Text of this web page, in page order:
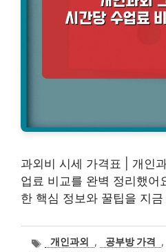
과외비 시세 가격표 | 개인
업료 비교를 완벽 정리했어
한 핵심 정보와 꿀팁을 지
태개인과외 , 공부방 가격 ,